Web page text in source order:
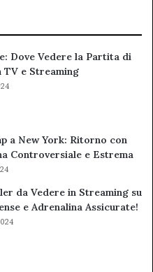
Dove Vedere la Partita di
TV e Streaming
a New York: Ritorno con
Controversiale e Estrema
da Vedere in Streaming su
e Adrenalina Assicurate!